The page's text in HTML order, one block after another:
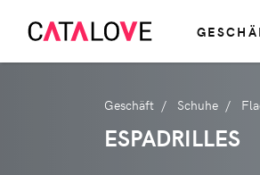
Geschäft Schuhe
ESPADRILLES